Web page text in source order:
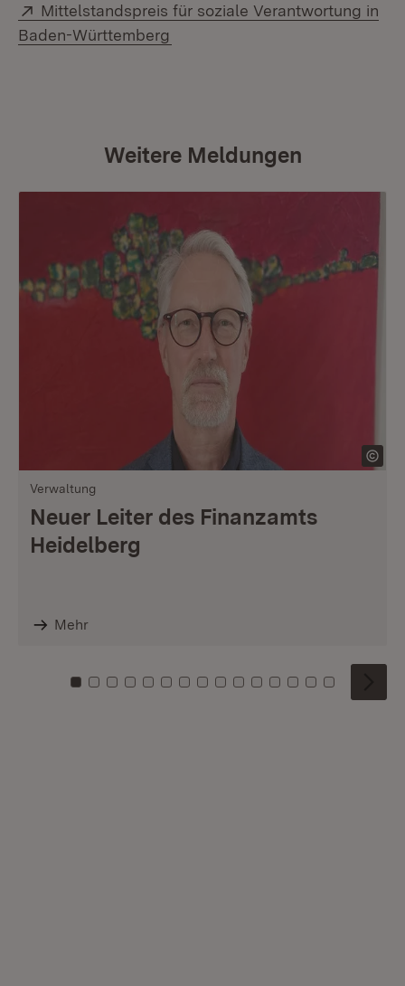
Extern:
Mittelstandspreis für soziale Verantwortung in
Baden-Württemberg
Weitere Meldungen
Verwaltung
Neuer Leiter des Finanzamts
Heidelberg
Mehr
Zu Kachel: 0
Zu Kachel: 1
Zu Kachel: 2
Zu Kachel: 3
Zu Kachel: 4
Zu Kachel: 5
Zu Kachel: 6
Zu Kachel: 7
Zu Kachel: 8
Zu Kachel: 9
Zu Kachel: 10
Zu Kachel: 11
Zu Kachel: 12
Zu Kachel:
Zu